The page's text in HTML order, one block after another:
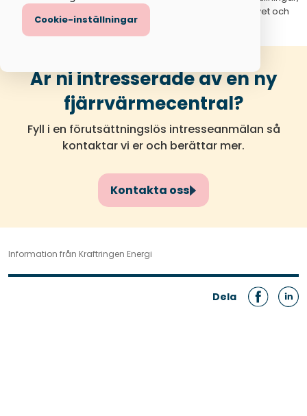
och rätt underhåll kan ni minska effekt- och energibehovet och
därmed sänka era kostnader.
Är ni intresserade av en ny
fjärrvärmecentral?
Fyll i en förutsättningslös intresseanmälan så
kontaktar vi er och berättar mer.
Kontakta oss
Information från Kraftringen Energi
Dela
Cookie-inställningar